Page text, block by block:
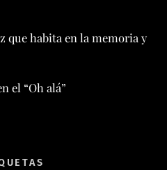
que habita en la memoria y
el “Oh alá”